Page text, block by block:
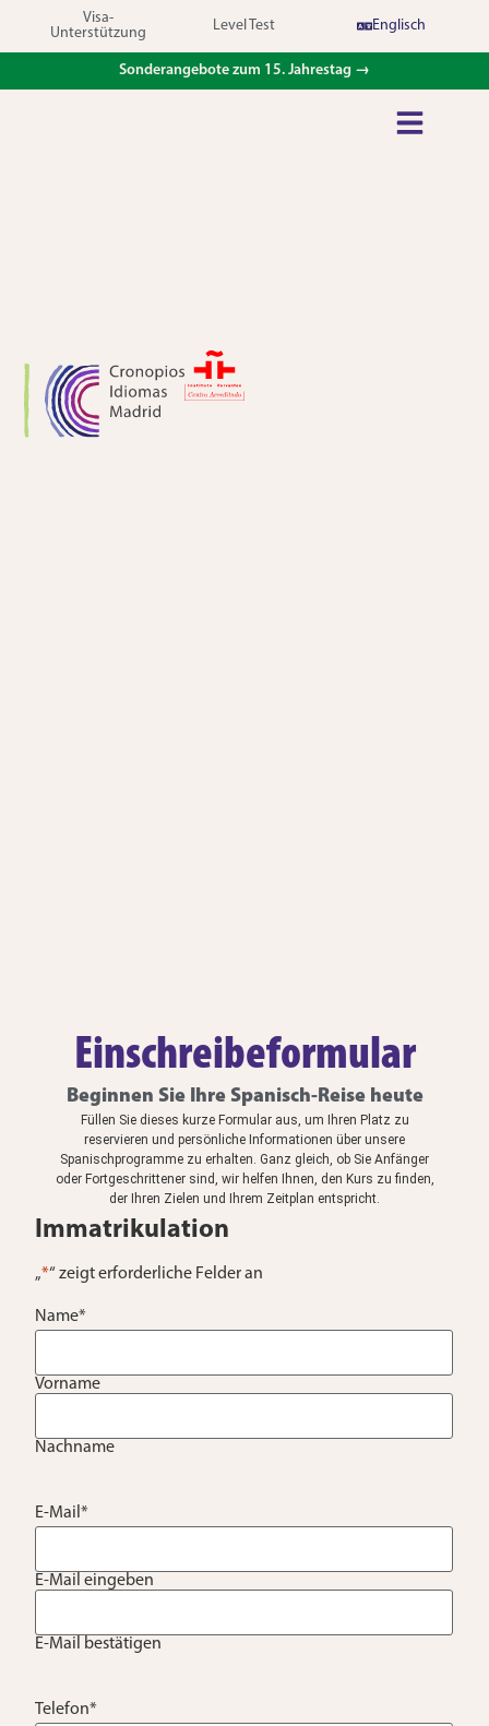
Sonderangebote zum 15. Jahrestag →
Visa-
Unterstützung
Level Test Englisch
Einschreibeformular
Beginnen Sie Ihre Spanisch-Reise heute
Füllen Sie dieses kurze Formular aus, um Ihren Platz zu
reservieren und persönliche Informationen über unsere
Spanischprogramme zu erhalten. Ganz gleich, ob Sie Anfänger
oder Fortgeschrittener sind, wir helfen Ihnen, den Kurs zu finden,
der Ihren Zielen und Ihrem Zeitplan entspricht.
Immatrikulation
„*“ zeigt erforderliche Felder an
Name*
Vorname
Nachname
E-Mail*
E-Mail eingeben
E-Mail bestätigen
Telefon*